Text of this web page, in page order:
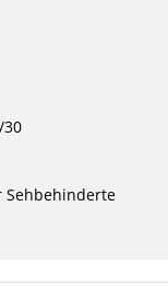
30
Sehbehinderte